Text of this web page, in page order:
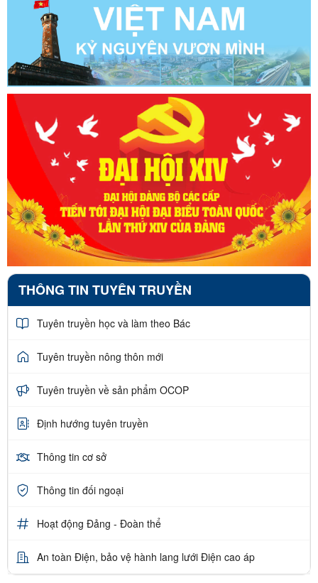
THÔNG TIN TUYÊN TRUYỀN
Tuyên truyền học và làm theo Bác
Tuyên truyền nông thôn mới
Tuyên truyền về sản phẩm OCOP
Định hướng tuyên truyền
Thông tin cơ sở
Thông tin đối ngoại
Hoạt động Đảng - Đoàn thể
An toàn Điện, bảo vệ hành lang lưới Điện cao áp